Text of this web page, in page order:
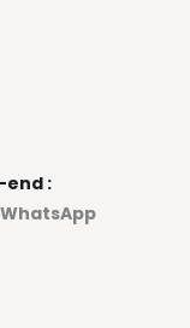
:
WhatsApp